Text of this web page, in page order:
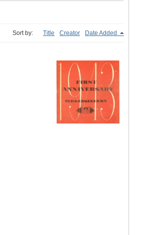
Sort by: Title Creator Date Added